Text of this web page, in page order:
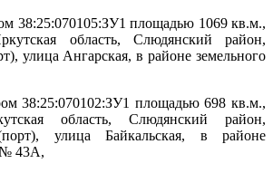
38:25:070105:ЗУ1 площадью 1069 кв.м.,
область, Слюдянский район,
улица Ангарская, в районе земельного
38:25:070102:ЗУ1 площадью 698 кв.м.,
область, Слюдянский район,
улица Байкальская, в районе
№ 43А,